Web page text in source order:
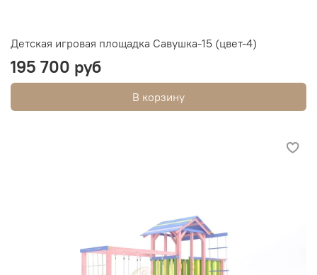
Детская игровая площадка Савушка-15 (цвет-4)
195 700 руб
В корзину